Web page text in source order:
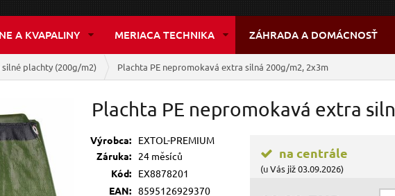
A KVAPALINY MERIACA TECHNIKA ZÁHRADA A DOMÁCNOSŤ
silné plachty (200g/m2) Plachta PE nepromokavá extra silná 200g/m2, 2x3m
Plachta PE nepromokavá extra
Výrobca:
EXTOL-PREMIUM
Záruka:
24 měsíců
Kód:
EX8878201
EAN: 8595126929370
na centrále
(u Vás již 03.09.2026)